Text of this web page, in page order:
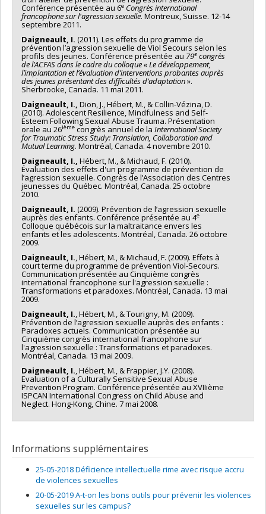
Conférence présentée au 6e Congrès international
francophone sur l'agression sexuelle. Montreux, Suisse. 12-14
septembre 2011.
Daigneault, I. (2011). Les effets du programme de
prévention l’agression sexuelle de Viol Secours selon les
profils des jeunes. Conférence présentée au 79e congrès
de l’ACFAS dans le cadre du colloque « Le développement,
l’implantation et l’évaluation d’interventions probantes auprès
des jeunes présentant des difficultés d’adaptation».
Sherbrooke, Canada. 11 mai 2011.
Daigneault, I., Dion, J., Hébert, M., & Collin-Vézina, D.
(2010). Adolescent Resilience, Mindfulness and Self-
Esteem Following Sexual Abuse Trauma. Présentation
orale au 26ième congrès annuel de la International Society
for Traumatic Stress Study: Translation, Collaboration and
Mutual Learning. Montréal, Canada. 4 novembre 2010.
Daigneault, I., Hébert, M., & Michaud, F. (2010).
Évaluation des effets d'un programme de prévention de
l’agression sexuelle. Congrès de l’Association des Centres
jeunesses du Québec. Montréal, Canada. 25 octobre
2010.
Daigneault, I. (2009). Prévention de l’agression sexuelle
auprès des enfants. Conférence présentée au 4e
Colloque québécois sur la maltraitance envers les
enfants et les adolescents. Montréal, Canada. 26 octobre
2009.
Daigneault, I., Hébert, M., & Michaud, F. (2009). Effets à
court terme du programme de prévention Viol-Secours.
Communication présentée au Cinquième congrès
international francophone sur l'agression sexuelle :
Transformations et paradoxes. Montréal, Canada. 13 mai
2009.
Daigneault, I., Hébert, M., & Tourigny, M. (2009).
Prévention de l’agression sexuelle auprès des enfants :
Paradoxes actuels. Communication présentée au
Cinquième congrès international francophone sur
l'agression sexuelle : Transformations et paradoxes.
Montréal, Canada. 13 mai 2009.
Daigneault, I., Hébert, M., & Frappier, J.Y. (2008).
Evaluation of a Culturally Sensitive Sexual Abuse
Prevention Program. Conférence présentée au XVIIième
ISPCAN International Congress on Child Abuse and
Neglect. Hong-Kong, Chine. 7 mai 2008.
Informations supplémentaires
25-05-2018 Déficience intellectuelle rime avec risque accru
de violences sexuelles
20-05-2019 A-t-on les bons outils pour prévenir les violences
sexuelles sur les campus?